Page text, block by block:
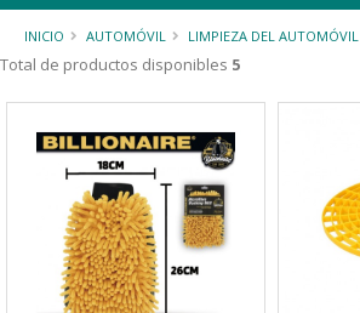
INICIO AUTOMÓVIL LIMPIEZA DEL AUTOMÓVIL
Total de productos disponibles 5